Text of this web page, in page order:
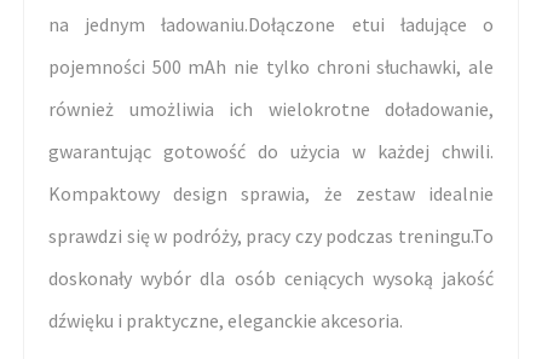
na jednym ładowaniu.Dołączone etui ładujące o
pojemności 500 mAh nie tylko chroni słuchawki, ale
również umożliwia ich wielokrotne doładowanie,
gwarantując gotowość do użycia w każdej chwili.
Kompaktowy design sprawia, że zestaw idealnie
sprawdzi się w podróży, pracy czy podczas treningu.To
doskonały wybór dla osób ceniących wysoką jakość
dźwięku i praktyczne, eleganckie akcesoria.